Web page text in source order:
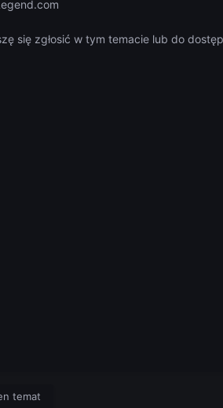
się zgłosić w tym temacie lub do
temat